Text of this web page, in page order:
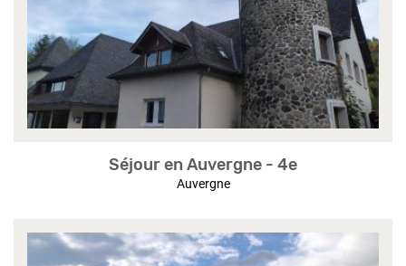
Séjour en Auvergne - 4e
Auvergne